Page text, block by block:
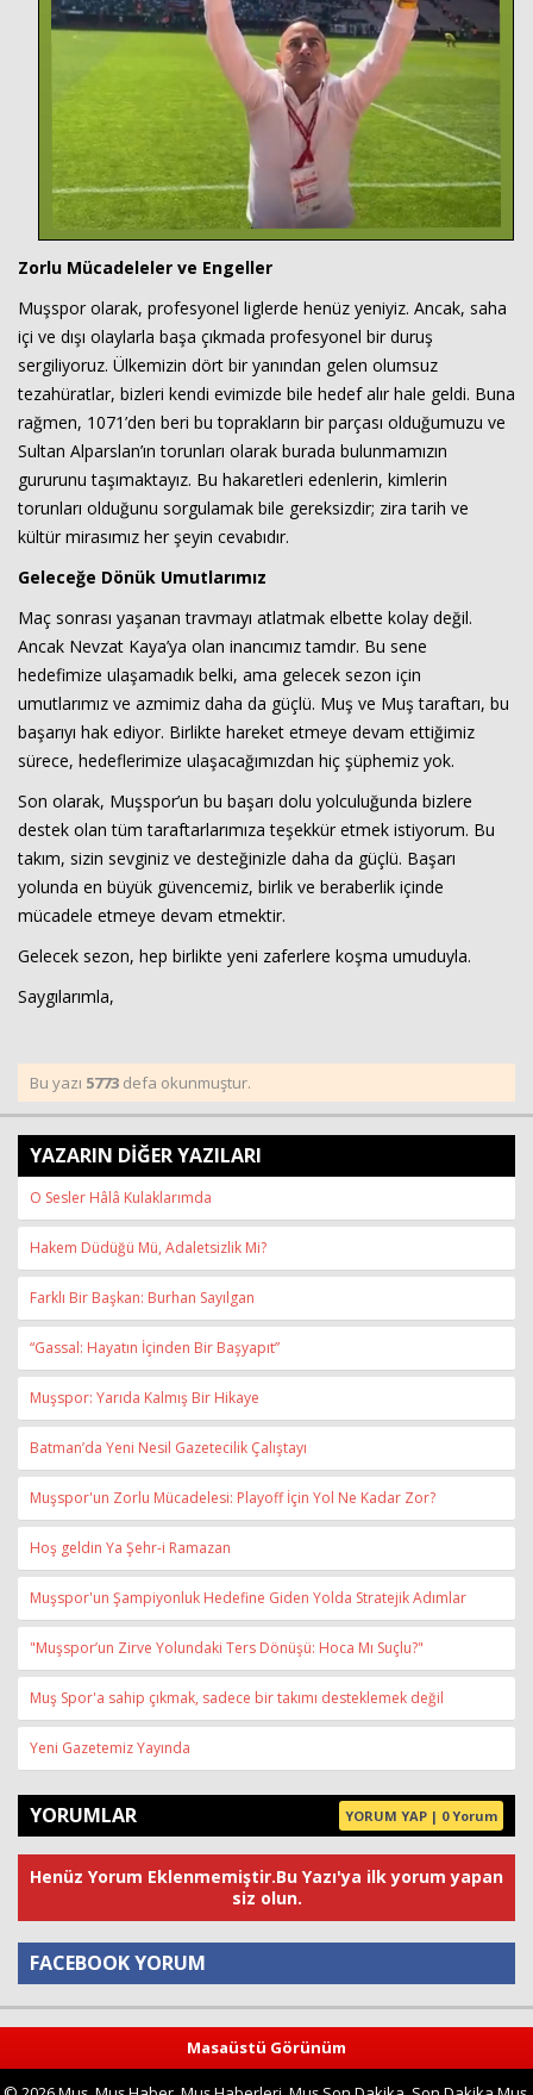
Zorlu Mücadeleler ve Engeller
Muşspor olarak, profesyonel liglerde henüz yeniyiz. Ancak, saha
içi ve dışı olaylarla başa çıkmada profesyonel bir duruş
sergiliyoruz. Ülkemizin dört bir yanından gelen olumsuz
tezahüratlar, bizleri kendi evimizde bile hedef alır hale geldi. Buna
rağmen, 1071’den beri bu toprakların bir parçası olduğumuzu ve
Sultan Alparslan’ın torunları olarak burada bulunmamızın
gururunu taşımaktayız. Bu hakaretleri edenlerin, kimlerin
torunları olduğunu sorgulamak bile gereksizdir; zira tarih ve
kültür mirasımız her şeyin cevabıdır.
Geleceğe Dönük Umutlarımız
Maç sonrası yaşanan travmayı atlatmak elbette kolay değil.
Ancak Nevzat Kaya’ya olan inancımız tamdır. Bu sene
hedefimize ulaşamadık belki, ama gelecek sezon için
umutlarımız ve azmimiz daha da güçlü. Muş ve Muş taraftarı, bu
başarıyı hak ediyor. Birlikte hareket etmeye devam ettiğimiz
sürece, hedeflerimize ulaşacağımızdan hiç şüphemiz yok.
Son olarak, Muşspor’un bu başarı dolu yolculuğunda bizlere
destek olan tüm taraftarlarımıza teşekkür etmek istiyorum. Bu
takım, sizin sevginiz ve desteğinizle daha da güçlü. Başarı
yolunda en büyük güvencemiz, birlik ve beraberlik içinde
mücadele etmeye devam etmektir.
Gelecek sezon, hep birlikte yeni zaferlere koşma umuduyla.
Saygılarımla,
Bu yazı 5773 defa okunmuştur.
YAZARIN DİĞER YAZILARI
O Sesler Hâlâ Kulaklarımda
Hakem Düdüğü Mü, Adaletsizlik Mi?
Farklı Bir Başkan: Burhan Sayılgan
“Gassal: Hayatın İçinden Bir Başyapıt”
Muşspor: Yarıda Kalmış Bir Hikaye
Batman’da Yeni Nesil Gazetecilik Çalıştayı
Muşspor'un Zorlu Mücadelesi: Playoff İçin Yol Ne Kadar Zor?
Hoş geldin Ya Şehr-i Ramazan
Muşspor'un Şampiyonluk Hedefine Giden Yolda Stratejik Adımlar
"Muşspor’un Zirve Yolundaki Ters Dönüşü: Hoca Mı Suçlu?"
Muş Spor'a sahip çıkmak, sadece bir takımı desteklemek değil
Yeni Gazetemiz Yayında
YORUMLAR YORUM YAP | 0 Yorum
Henüz Yorum Eklenmemiştir.Bu Yazı'ya ilk yorum yapan
siz olun.
FACEBOOK YORUM
Masaüstü Görünüm